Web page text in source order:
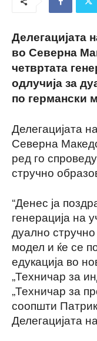
Делегацијата
во Северна
четвртата
одлучија за
по германски
Делегацијата
Северна
ред го
стручно
“Денес ја
генерација на
дуално
модел и ќе се
едукација во
„Техничар за
„Техничар за
соопшти
Делегацијата